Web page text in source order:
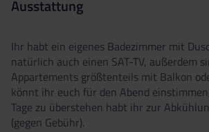
Ausstattung
Ihr habt ein eigenes Badezimmer mit
natürlich auch einen SAT-TV, außerdem
Appartements größtenteils mit Balkon
könnt ihr euch für den Abend
Tage zu überstehen habt ihr zur
(gegen Gebühr).